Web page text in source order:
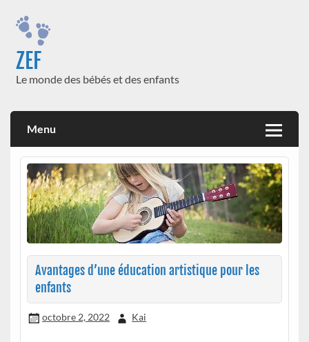
content
ZEF
Le monde des bébés et des enfants
Menu
Avantages d’une éducation artistique pour les
enfants
octobre 2, 2022 Kai